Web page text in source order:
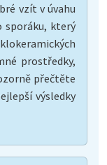
vzít v úvahu
sporáku, který
prostředky,
přečtěte
výsledky